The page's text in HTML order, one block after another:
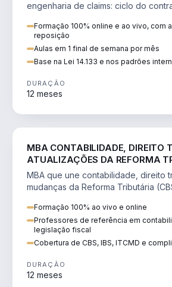
engenharia de claims: ciclo do
Formação 100% online e ao vivo, com
reposição
Aulas em 1 final de semana por mês
Base na Lei 14.133 e nos padrões
DURAÇÃO
12 meses
MBA CONTABILIDADE, DIREITO
ATUALIZAÇÕES DA REFORMA
MBA que une contabilidade, direito
mudanças da Reforma Tributária
Formação 100% ao vivo e online
Professores de referência em
legislação fiscal
Cobertura de CBS, IBS, ITCMD e
DURAÇÃO
12 meses